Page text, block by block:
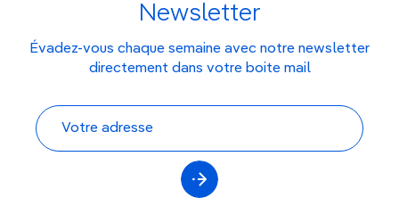
Newsletter
Évadez-vous chaque semaine avec notre newsletter
directement dans votre boite mail